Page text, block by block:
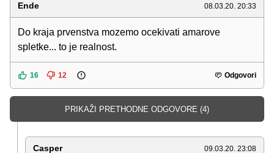
Ende 08.03.20. 20:33
Do kraja prvenstva mozemo ocekivati amarove
spletke... to je realnost.
16 12 Odgovori
PRIKAŽI PRETHODNE ODGOVORE (4)
Casper 09.03.20. 23:08